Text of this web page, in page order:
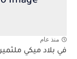
منذ عام
في بلاد ميكي